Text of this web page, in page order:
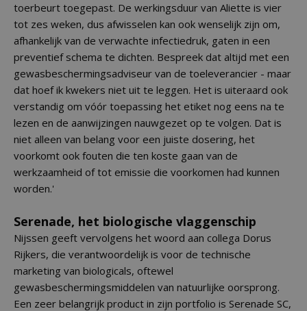
toerbeurt toegepast. De werkingsduur van Aliette is vier
tot zes weken, dus afwisselen kan ook wenselijk zijn om,
afhankelijk van de verwachte infectiedruk, gaten in een
preventief schema te dichten. Bespreek dat altijd met een
gewasbeschermingsadviseur van de toeleverancier - maar
dat hoef ik kwekers niet uit te leggen. Het is uiteraard ook
verstandig om vóór toepassing het etiket nog eens na te
lezen en de aanwijzingen nauwgezet op te volgen. Dat is
niet alleen van belang voor een juiste dosering, het
voorkomt ook fouten die ten koste gaan van de
werkzaamheid of tot emissie die voorkomen had kunnen
worden.'
Serenade, het biologische vlaggenschip
Nijssen geeft vervolgens het woord aan collega Dorus
Rijkers, die verantwoordelijk is voor de technische
marketing van biologicals, oftewel
gewasbeschermingsmiddelen van natuurlijke oorsprong.
Een zeer belangrijk product in zijn portfolio is Serenade SC,